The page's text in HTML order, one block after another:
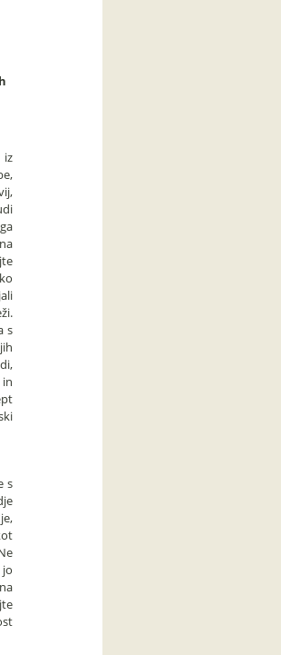
iz
s
s